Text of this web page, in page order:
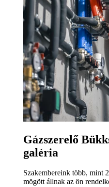
Gázszerelő
galéria
Szakembereink több, mint
mögött állnak az ön